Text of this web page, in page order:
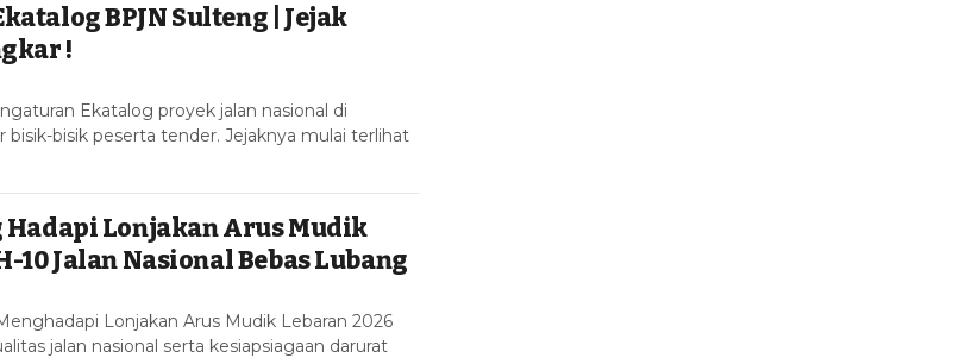
BPJN Sulteng | Jejak
!
Ekatalog proyek jalan nasional di
bisik-bisik peserta tender. Jejaknya mulai terlihat
Hadapi Lonjakan Arus Mudik
10 Jalan Nasional Bebas Lubang
Lonjakan Arus Mudik Lebaran 2026
jalan nasional serta kesiapsiagaan darurat